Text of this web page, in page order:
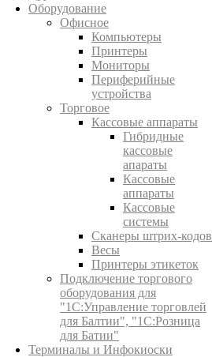
Оборудование
Офисное
Компьютеры
Принтеры
Мониторы
Периферийные
устройства
Торговое
Кассовые аппараты
Гибридные
кассовые
апараты
Кассовые
аппараты
Кассовые
системы
Сканеры штрих-кодов
Весы
Принтеры этикеток
Подключение торгового
оборудования для
"1С:Управление торговлей
для Балтии", "1С:Розница
для Батии"
Терминалы и Инфокиоски